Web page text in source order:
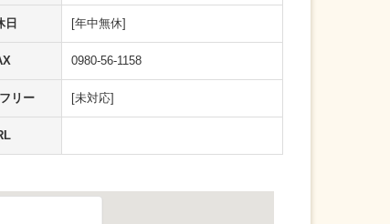
日 [年中無休]
0980-56-1158
リー [未対応]